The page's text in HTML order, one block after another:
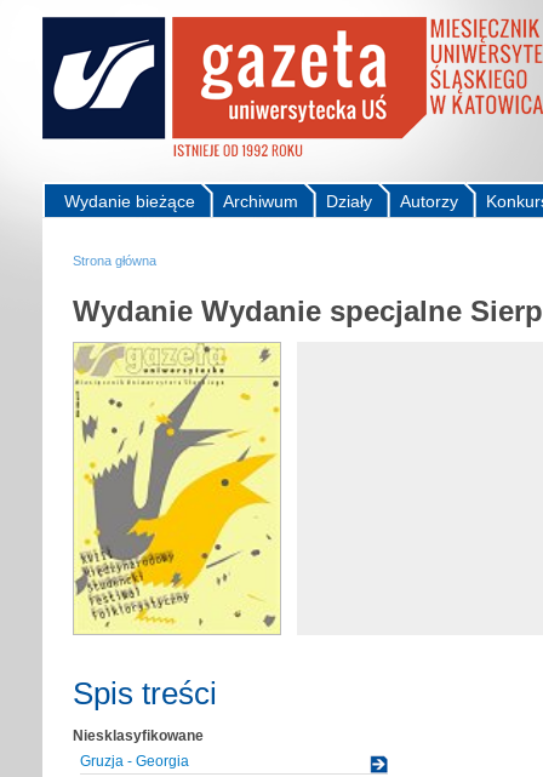
Autorzy
Działy
Archiwum
Wydanie bieżące
Strona główna
Wydanie Wydanie specjalne
Spis treści
Niesklasyfikowane
Gruzja - Georgia